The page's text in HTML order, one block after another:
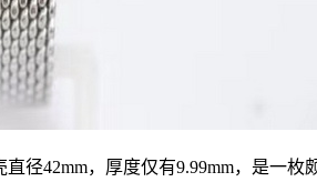
径42mm，厚度仅有9.99mm，是一